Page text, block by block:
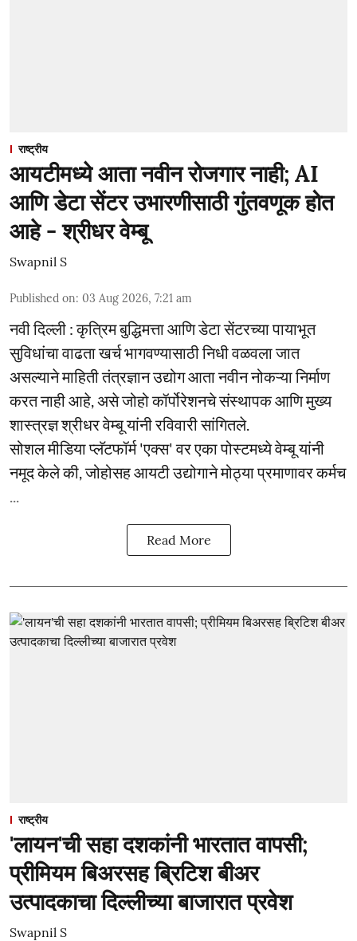
राष्ट्रीय
आयटीमध्ये आता नवीन रोजगार नाही; AI
आणि डेटा सेंटर उभारणीसाठी गुंतवणूक होत
आहे - श्रीधर वेम्बू
Swapnil S
Published on: 03 Aug 2026, 7:21 am
नवी दिल्ली : कृत्रिम बुद्धिमत्ता आणि डेटा सेंटरच्या पायाभूत
सुविधांचा वाढता खर्च भागवण्यासाठी निधी वळवला जात
असल्याने माहिती तंत्रज्ञान उद्योग आता नवीन नोकऱ्या निर्माण
करत नाही आहे, असे जोहो कॉर्पोरेशनचे संस्थापक आणि मुख्य
शास्त्रज्ञ श्रीधर वेम्बू यांनी रविवारी सांगितले.
सोशल मीडिया प्लॅटफॉर्म 'एक्स' वर एका पोस्टमध्ये वेम्बू यांनी
नमूद केले की, जोहोसह आयटी उद्योगाने मोठ्या प्रमाणावर कर्मच
...
Read More
राष्ट्रीय
'लायन'ची सहा दशकांनी भारतात वापसी;
प्रीमियम बिअरसह ब्रिटिश बीअर
उत्पादकाचा दिल्लीच्या बाजारात प्रवेश
Swapnil S